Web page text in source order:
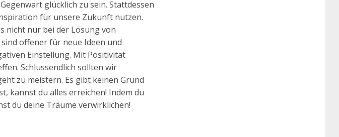
glücklich zu sein. Stattdessen
für unsere Zukunft nutzen.
nicht nur bei der Lösung von
offener für neue Ideen und
Einstellung. Mit Positivität
Schlussendlich sollten wir
zu meistern. Es gibt keinen Grund
kannst du alles erreichen! Indem du
du deine Träume verwirklichen!